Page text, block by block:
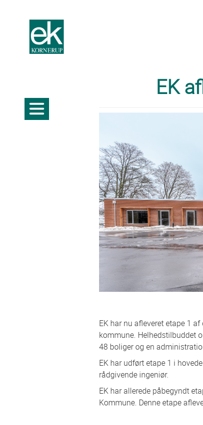
EK
EK har nu afleveret etape 1
kommune. Helhedstilbuddet
48 boliger og en
EK har udført etape 1 i
rådgivende ingeniør.
EK har allerede påbegyndt
Kommune. Denne etape